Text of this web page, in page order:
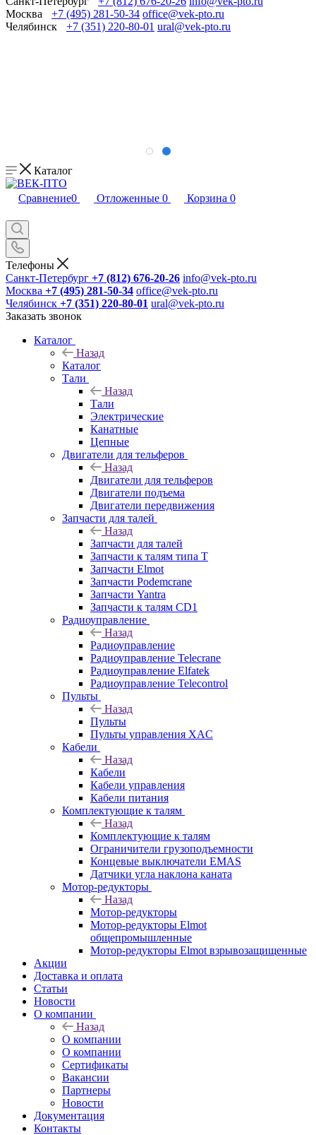
Москва
+7 (495) 281-50-34 office@vek-pto.ru
Челябинск
+7 (351) 220-80-01 ural@vek-pto.ru
Каталог
Сравнение0 Отложенные 0 Корзина 0
Телефоны
Санкт-Петербург +7 (812) 676-20-26 info@vek-pto.ru
Москва +7 (495) 281-50-34 office@vek-pto.ru
Челябинск +7 (351) 220-80-01 ural@vek-pto.ru
Заказать звонок
Каталог
Назад
Каталог
Тали
Назад
Тали
Электрические
Канатные
Цепные
Двигатели для тельферов
Назад
Двигатели для тельферов
Двигатели подъема
Двигатели передвижения
Запчасти для талей
Назад
Запчасти для талей
Запчасти к талям типа Т
Запчасти Elmot
Запчасти Podemcrane
Запчасти Yantra
Запчасти к талям CD1
Радиоуправление
Назад
Радиоуправление
Радиоуправление Telecrane
Радиоуправление Elfatek
Радиоуправление Telecontrol
Пульты
Назад
Пульты
Пульты управления XAC
Кабели
Назад
Кабели
Кабели управления
Кабели питания
Комплектующие к талям
Назад
Комплектующие к талям
Ограничители грузоподъемности
Концевые выключатели EMAS
Датчики угла наклона каната
Мотор-редукторы
Назад
Мотор-редукторы
Мотор-редукторы Elmot
общепромышленные
Мотор-редукторы Elmot взрывозащищенные
Акции
Доставка и оплата
Статьи
Новости
О компании
Назад
О компании
О компании
Сертификаты
Вакансии
Партнеры
Новости
Документация
Контакты